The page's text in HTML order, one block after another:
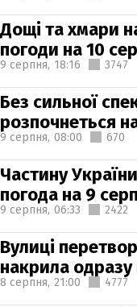
Дощі та хмари
погоди на 10
9 серпня, 18:16 3747
Без сильної
розпочнеться
9 серпня, 08:00 670
Частину
погода на 9
9 серпня, 06:33 2422
Вулиці
накрила одразу
8 серпня, 21:00 4777